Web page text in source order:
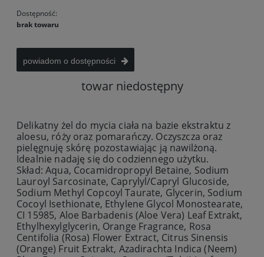
Dostępność:
brak towaru
powiadom o dostępności
towar niedostępny
Delikatny żel do mycia ciała na bazie ekstraktu z
aloesu, róży oraz pomarańczy. Oczyszcza oraz
pielęgnuję skórę pozostawiając ją nawilżoną.
Idealnie nadaję się do codziennego użytku.
Skład: Aqua, Cocamidropropyl Betaine, Sodium
Lauroyl Sarcosinate, Caprylyl/Capryl Glucoside,
Sodium Methyl Copcoyl Taurate, Glycerin, Sodium
Cocoyl Isethionate, Ethylene Glycol Monostearate,
CI 15985, Aloe Barbadenis (Aloe Vera) Leaf Extrakt,
Ethylhexylglycerin, Orange Fragrance, Rosa
Centifolia (Rosa) Flower Extract, Citrus Sinensis
(Orange) Fruit Extrakt, Azadirachta Indica (Neem)